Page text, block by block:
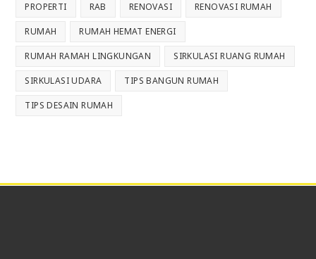
PROPERTI RAB RENOVASI RENOVASI RUMAH
RUMAH RUMAH HEMAT ENERGI
RUMAH RAMAH LINGKUNGAN SIRKULASI RUANG RUMAH
SIRKULASI UDARA TIPS BANGUN RUMAH
TIPS DESAIN RUMAH